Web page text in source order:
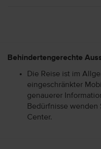
Behindertengerechte
Die Reise ist im
eingeschränkter
genauerer
Bedürfnisse wenden
Center.